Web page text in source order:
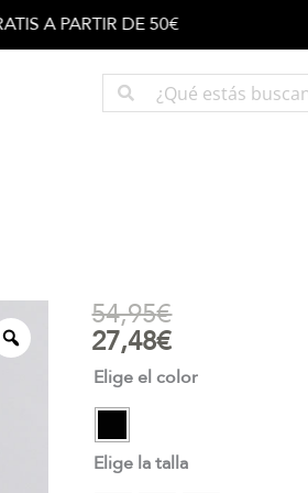
A PARTIR DE 50€
54,95€
27,48€
Elige el color
Elige la talla